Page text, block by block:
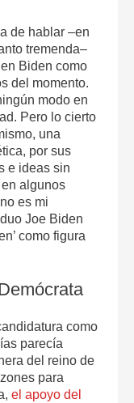
de hablar –en
tremenda–
Biden como
del momento.
modo en
Pero lo cierto
una
por sus
e ideas sin
algunos
es mi
Joe Biden
como figura
como
parecía
del reino de
para
el apoyo del